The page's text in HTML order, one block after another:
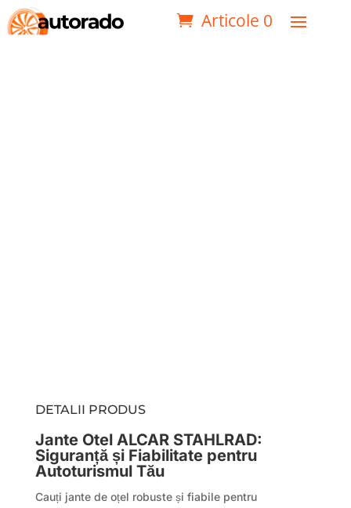
Articole 0
DETALII PRODUS
Jante Otel ALCAR STAHLRAD:
Siguranță și Fiabilitate pentru
Autoturismul Tău
Cauți jante de oțel robuste și fiabile pentru